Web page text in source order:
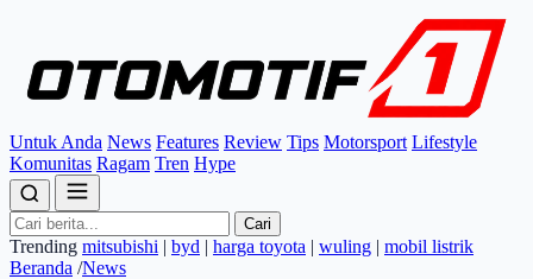
Untuk Anda News Features Review Tips Motorsport Lifestyle
Komunitas Ragam Tren Hype
Cari
Trending mitsubishi | byd | harga toyota | wuling | mobil listrik
Beranda /News